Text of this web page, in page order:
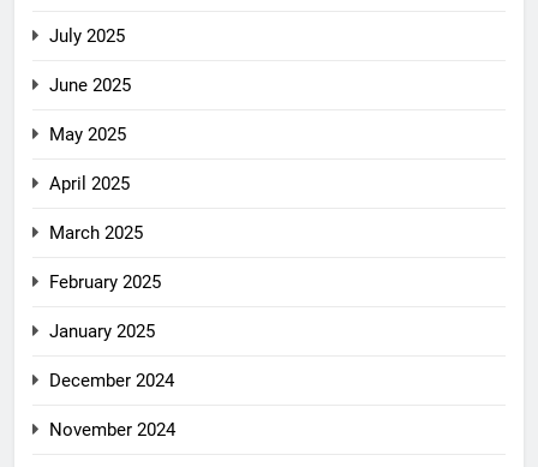
July 2025
June 2025
May 2025
April 2025
March 2025
February 2025
January 2025
December 2024
November 2024